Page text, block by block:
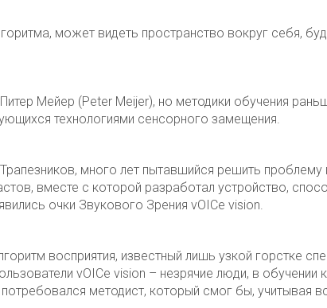
может видеть пространство вокруг себя,
Мейер (Peter Meijer), но методики обучения
технологиями сенсорного замещения.
много лет пытавшийся решить проблему
вместе с которой разработал устройство,
очки Звукового Зрения vOICe vision.
восприятия, известный лишь узкой горстке
vOICe vision – незрячие люди, в
методист, который смог бы, учитывая